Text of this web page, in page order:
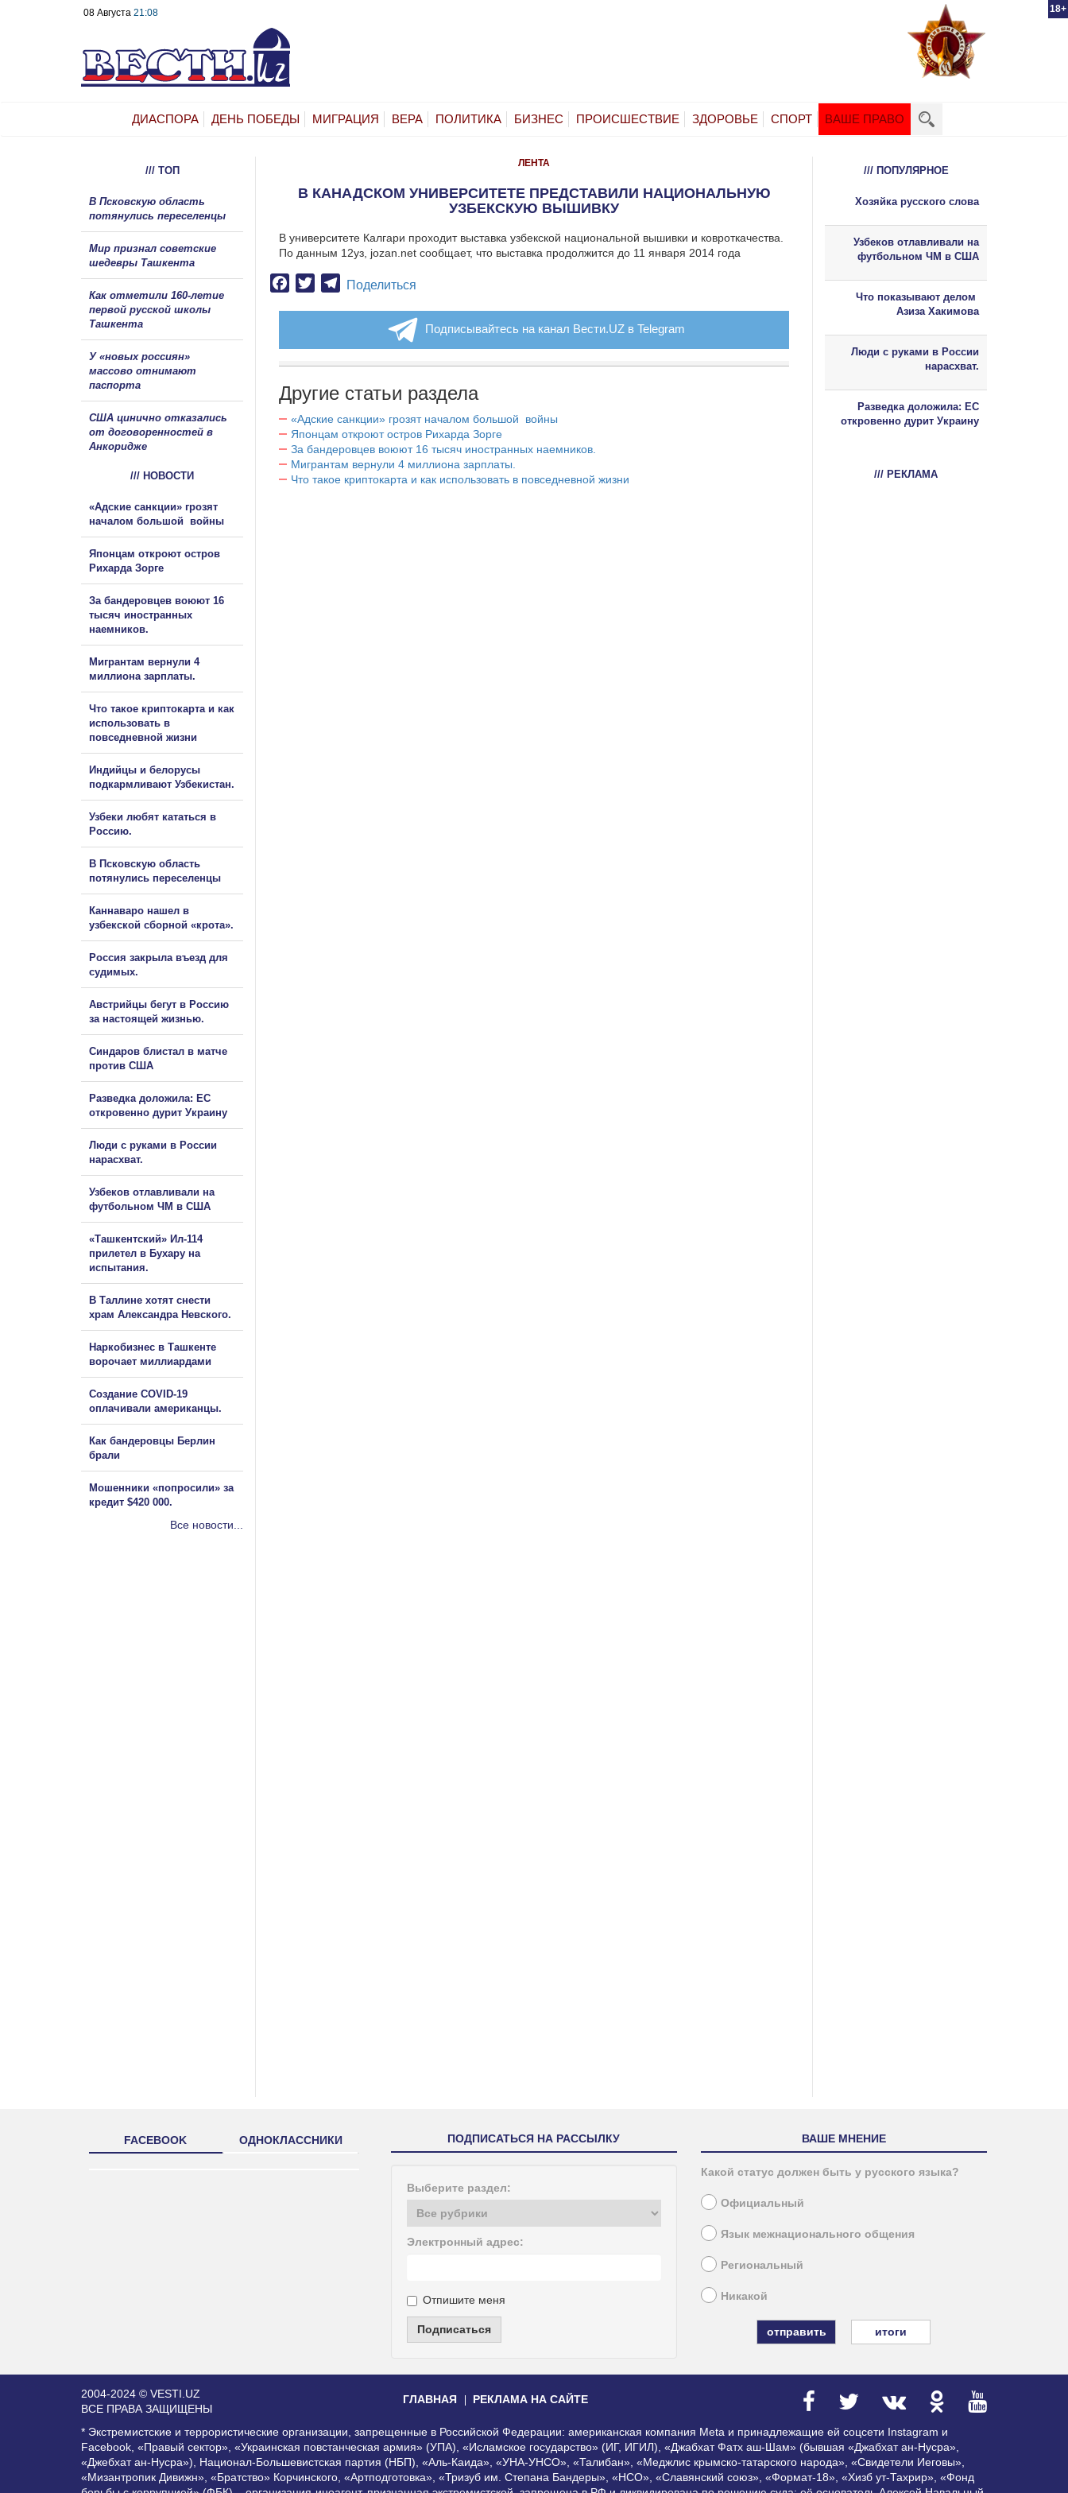
18+
08 Августа 21:08
ДИАСПОРА ДЕНЬ ПОБЕДЫ МИГРАЦИЯ ВЕРА ПОЛИТИКА БИЗНЕС ПРОИСШЕСТВИЕ ЗДОРОВЬЕ СПОРТ ВАШЕ ПРАВО
ЛЕНТА
В КАНАДСКОМ УНИВЕРСИТЕТЕ ПРЕДСТАВИЛИ НАЦИОНАЛЬНУЮ
УЗБЕКСКУЮ ВЫШИВКУ
В университете Калгари проходит выставка узбекской национальной вышивки и ковроткачества.
По данным 12уз, jozan.net сообщает, что выставка продолжится до 11 января 2014 года
Facebook
TwitterTelegram
Поделиться
Подписывайтесь на канал Вести.UZ в Telegram
Другие статьи раздела
«Адские санкции» грозят началом большой войны
Японцам откроют остров Рихарда Зорге
За бандеровцев воюют 16 тысяч иностранных наемников.
Мигрантам вернули 4 миллиона зарплаты.
Что такое криптокарта и как использовать в повседневной жизни
/// ТОП
В Псковскую область
потянулись переселенцы
Мир признал советские
шедевры Ташкента
Как отметили 160-летие
первой русской школы
Ташкента
У «новых россиян»
массово отнимают
паспорта
США цинично отказались
от договоренностей в
Анкоридже
/// НОВОСТИ
«Адские санкции» грозят
началом большой войны
Японцам откроют остров
Рихарда Зорге
За бандеровцев воюют 16
тысяч иностранных
наемников.
Мигрантам вернули 4
миллиона зарплаты.
Что такое криптокарта и как
использовать в
повседневной жизни
Индийцы и белорусы
подкармливают Узбекистан.
Узбеки любят кататься в
Россию.
В Псковскую область
потянулись переселенцы
Каннаваро нашел в
узбекской сборной «крота».
Россия закрыла въезд для
судимых.
Австрийцы бегут в Россию
за настоящей жизнью.
Синдаров блистал в матче
против США
Разведка доложила: ЕС
откровенно дурит Украину
Люди с руками в России
нарасхват.
Узбеков отлавливали на
футбольном ЧМ в США
«Ташкентский» Ил-114
прилетел в Бухару на
испытания.
В Таллине хотят снести
храм Александра Невского.
Наркобизнес в Ташкенте
ворочает миллиардами
Создание COVID-19
оплачивали американцы.
Как бандеровцы Берлин
брали
Мошенники «попросили» за
кредит $420 000.
Все новости...
/// ПОПУЛЯРНОЕ
Хозяйка русского слова
Узбеков отлавливали на
футбольном ЧМ в США
Что показывают делом
Азиза Хакимова
Люди с руками в России
нарасхват.
Разведка доложила: ЕС
откровенно дурит Украину
/// РЕКЛАМА
FACEBOOK ОДНОКЛАССНИКИ ПОДПИСАТЬСЯ НА РАССЫЛКУ
Выберите раздел:
Электронный адрес:
Отпишите меня
Подписаться
ВАШЕ МНЕНИЕ
Какой статус должен быть у русского языка?
Официальный
Язык межнационального общения
Региональный
Никакой
итоги
2004-2024 © VESTI.UZ
ВСЕ ПРАВА ЗАЩИЩЕНЫ
ГЛАВНАЯ РЕКЛАМА НА САЙТЕ
* Экстремистские и террористические организации, запрещенные в Российской Федерации: американская компания Meta и принадлежащие ей соцсети Instagram и
Facebook, «Правый сектор», «Украинская повстанческая армия» (УПА), «Исламское государство» (ИГ, ИГИЛ), «Джабхат Фатх аш-Шам» (бывшая «Джабхат ан-Нусра»,
«Джебхат ан-Нусра»), Национал-Большевистская партия (НБП), «Аль-Каида», «УНА-УНСО», «Талибан», «Меджлис крымско-татарского народа», «Свидетели Иеговы»,
«Мизантропик Дивижн», «Братство» Корчинского, «Артподготовка», «Тризуб им. Степана Бандеры», «НСО», «Славянский союз», «Формат-18», «Хизб ут-Тахрир», «Фонд